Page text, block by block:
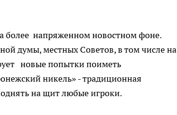
более напряженном новостном фоне.
думы, местных Советов, в том числе на
новые попытки поиметь
никель» - традиционная
на щит любые игроки.